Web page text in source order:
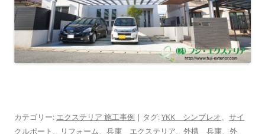
カテゴリー: エクステリア 施工事例 | タグ:YKK シンプレオ、 サイ
クルポート 、 リフォーム、 兵庫 エクステリア、 外構 兵庫、 外